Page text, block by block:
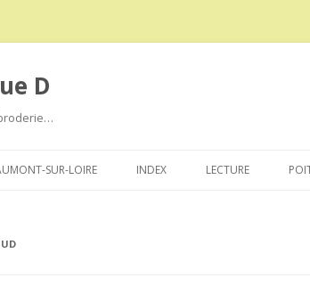
D
au
SUR-LOIRE INDEX LECTURE